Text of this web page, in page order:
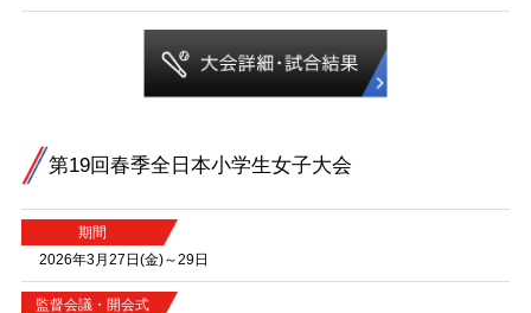
第19回春季全日本小学生女子大会
期間
2026年3月27日(金)～29日
監督会議・開会式